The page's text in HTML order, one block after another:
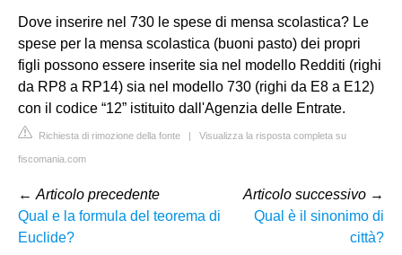
Dove inserire nel 730 le spese di mensa scolastica? Le
spese per la mensa scolastica (buoni pasto) dei propri
figli possono essere inserite sia nel modello Redditi (righi
da RP8 a RP14) sia nel modello 730 (righi da E8 a E12)
con il codice “12” istituito dall'Agenzia delle Entrate.
Richiesta di rimozione della fonte | Visualizza la risposta completa su
fiscomania.com
← Articolo precedente
Qual e la formula del teorema di
Euclide?
Articolo successivo →
Qual è il sinonimo di
città?